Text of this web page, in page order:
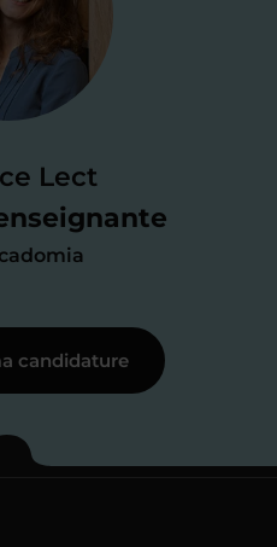
Lect
minutes
(et pouvoir
et
avec un chargé de
mes
candidature